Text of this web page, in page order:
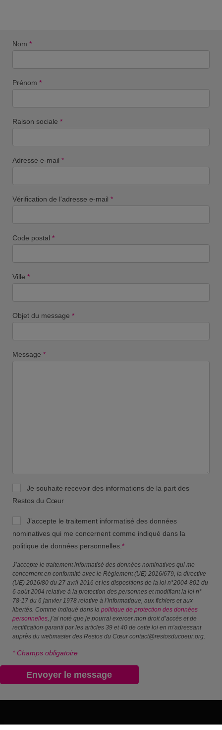
Nom *
Prénom *
Raison sociale *
Adresse e-mail *
Vérification de l'adresse e-mail *
Code postal *
Ville *
Objet du message *
Message *
Je souhaite recevoir des informations de la part des
Restos du Cœur
J’accepte le traitement informatisé des données
nominatives qui me concernent comme indiqué dans la
politique de données personnelles. *
J’accepte le traitement informatisé des données nominatives qui me
concernent en conformité avec le Règlement (UE) 2016/679, la directive
(UE) 2016/80 du 27 avril 2016 et les dispositions de la loi n°2004-801 du
6 août 2004 relative à la protection des personnes et modifiant la loi n°
78-17 du 6 janvier 1978 relative à l’informatique, aux fichiers et aux
libertés. Comme indiqué dans la politique de protection des données
personnelles, j’ai noté que je pourrai exercer mon droit d’accès et de
rectification garanti par les articles 39 et 40 de cette loi en m’adressant
auprès du webmaster des Restos du Cœur contact@restosducoeur.org.
* Champs obligatoire